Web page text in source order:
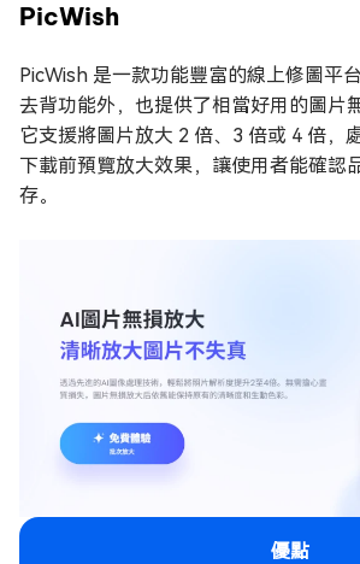
PicWish
PicWish 是一款功能豐富的線上修圖平
去背功能外，也提供了相當好用的圖片
它支援將圖片放大 2 倍、3 倍或 4 倍，
下載前預覽放大效果，讓使用者能確認
存。
優點